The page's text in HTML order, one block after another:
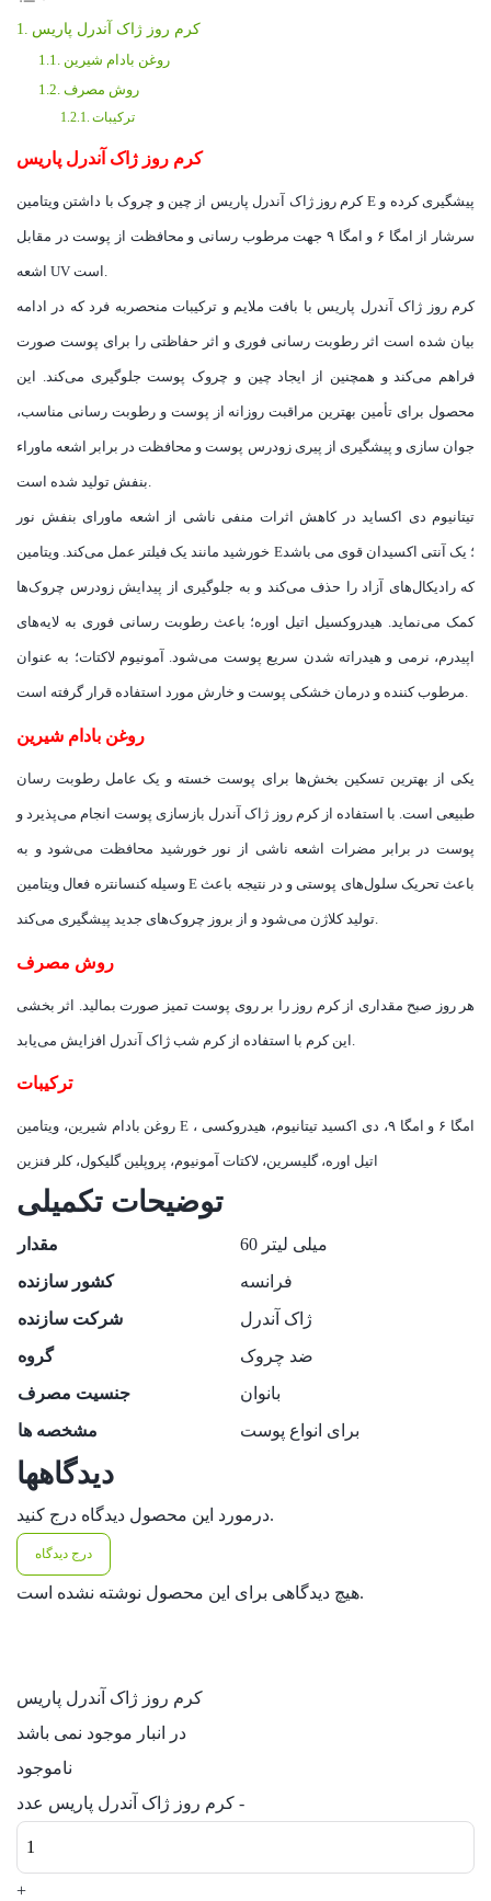
کرم روز ژاک آندرل پاریس
روغن بادام شیرین
روش مصرف
ترکیبات
کرم روز ژاک آندرل پاریس
کرم روز ژاک آندرل پاریس از چین و چروک با داشتن ویتامین E پیشگیری کرده و
سرشار از امگا ۶ و امگا ۹ جهت مرطوب رسانی و محافظت از پوست در مقابل
اشعه UV است.
کرم روز ژاک آندرل پاریس با بافت ملایم و ترکیبات منحصربه فرد که در ادامه
بیان شده است اثر رطوبت رسانی فوری و اثر حفاظتی را برای پوست صورت
فراهم می‌کند و همچنین از ایجاد چین و چروک پوست جلوگیری می‌کند. این
محصول برای تأمین بهترین مراقبت روزانه از پوست و رطوبت رسانی مناسب،
جوان سازی و پیشگیری از پیری زودرس پوست و محافظت در برابر اشعه ماوراء
بنفش تولید شده است.
تیتانیوم دی اکساید در کاهش اثرات منفی ناشی از اشعه ماورای بنفش نور
خورشید مانند یک فیلتر عمل می‌کند. ویتامین E؛ یک آنتی اکسیدان قوی می باشد
که رادیکال‌های آزاد را حذف می‌کند و به جلوگیری از پیدایش زودرس چروک‌ها
کمک می‌نماید. هیدروکسیل اتیل اوره؛ باعث رطوبت رسانی فوری به لایه‌های
اپیدرم، نرمی و هیدراته شدن سریع پوست می‌شود. آمونیوم لاکتات؛ به عنوان
مرطوب کننده و درمان خشکی پوست و خارش مورد استفاده قرار گرفته است.
روغن بادام شیرین
یکی از بهترین تسکین بخش‌ها برای پوست خسته و یک عامل رطوبت رسان
طبیعی است. با استفاده از کرم روز ژاک آندرل بازسازی پوست انجام می‌پذیرد و
پوست در برابر مضرات اشعه ناشی از نور خورشید محافظت می‌شود و به
وسیله کنسانتره فعال ویتامین E باعث تحریک سلول‌های پوستی و در نتیجه باعث
تولید کلاژن می‌شود و از بروز چروک‌های جدید پیشگیری می‌کند.
روش مصرف
هر روز صبح مقداری از کرم روز را بر روی پوست تمیز صورت بمالید. اثر بخشی
این کرم با استفاده از کرم شب ژاک آندرل افزایش می‌یابد.
ترکیبات
روغن بادام شیرین، ویتامین E ، امگا ۶ و امگا ۹، دی اکسید تیتانیوم، هیدروکسی
اتیل اوره، گلیسرین، لاکتات آمونیوم، پروپلین گلیکول، کلر فنزین
توضیحات تکمیلی
مقدار
60 میلی لیتر
کشور سازنده
فرانسه
شرکت سازنده
ژاک آندرل
گروه
ضد چروک
جنسیت مصرف
بانوان
مشخصه ها
برای انواع پوست
دیدگاهها
درمورد این محصول دیدگاه درج کنید.
درج دیدگاه
هیچ دیدگاهی برای این محصول نوشته نشده است.
کرم روز ژاک آندرل پاریس
در انبار موجود نمی باشد
ناموجود
کرم روز ژاک آندرل پاریس عدد -
+